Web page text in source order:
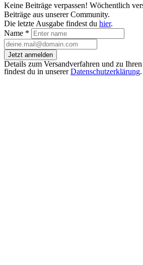
Keine Beiträge verpassen! Wöchentlich
Beiträge aus unserer Community.
Die letzte Ausgabe findest du hier.
Name *
Jetzt anmelden
Details zum Versandverfahren und zu
findest du in unsererDatenschutzerklärung.